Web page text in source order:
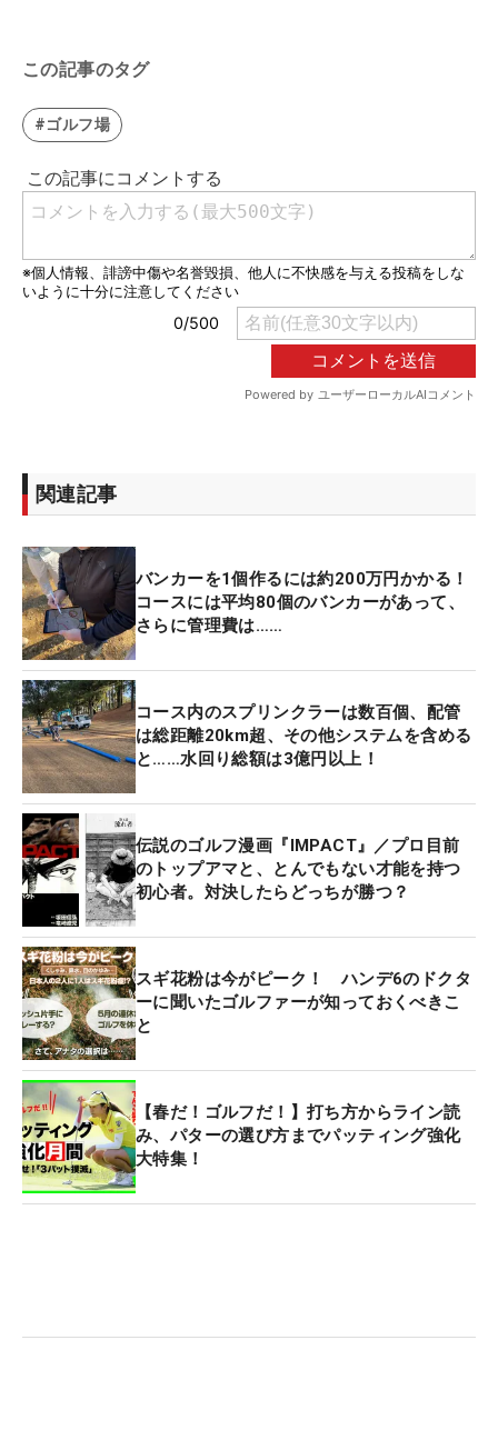
この記事のタグ
#ゴルフ場
関連記事
バンカーを1個作るには約200万円かかる！
コースには平均80個のバンカーがあって、
さらに管理費は……
コース内のスプリンクラーは数百個、配管
は総距離20km超、その他システムを含める
と……水回り総額は3億円以上！
伝説のゴルフ漫画『IMPACT』／プロ目前
のトップアマと、とんでもない才能を持つ
初心者。対決したらどっちが勝つ？
スギ花粉は今がピーク！ ハンデ6のドクタ
ーに聞いたゴルファーが知っておくべきこ
と
【春だ！ゴルフだ！】打ち方からライン読
み、パターの選び方までパッティング強化
大特集！